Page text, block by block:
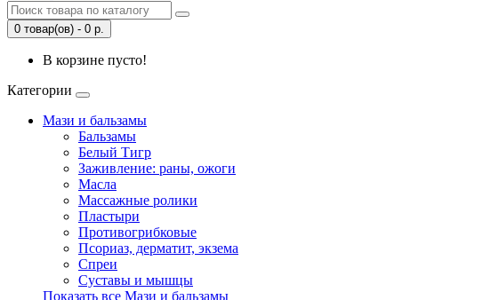
0 товар(ов) - 0 р.
В корзине пусто!
Категории
Мази и бальзамы
Бальзамы
Белый Тигр
Заживление: раны, ожоги
Масла
Массажные ролики
Пластыри
Противогрибковые
Псориаз, дерматит, экзема
Спреи
Суставы и мышцы
Показать все Мази и бальзамы